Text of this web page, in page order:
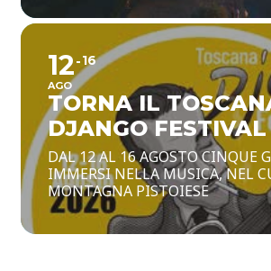
12
AGO
16
TORNA IL
DJANGO FESTIVAL
DAL 12 AL 16 AGOSTO CINQUE
IMMERSI NELLA MUSICA, NEL
MONTAGNA PISTOIESE